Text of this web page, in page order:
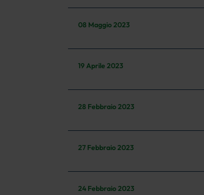
08 Maggio 2023
19 Aprile 2023
28 Febbraio 2023
27 Febbraio 2023
24 Febbraio 2023